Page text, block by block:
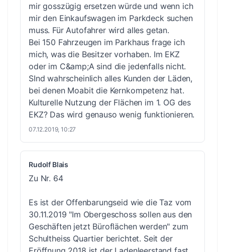
mir gosszügig ersetzen würde und wenn ich
mir den Einkaufswagen im Parkdeck suchen
muss. Für Autofahrer wird alles getan.
Bei 150 Fahrzeugen im Parkhaus frage ich
mich, was die Besitzer vorhaben. Im EKZ
oder im C&amp;A sind die jedenfalls nicht.
SInd wahrscheinlich alles Kunden der Läden,
bei denen Moabit die Kernkompetenz hat.
Kulturelle Nutzung der Flächen im 1. OG des
EKZ? Das wird genauso wenig funktionieren.
07.12.2019, 10:27
Rudolf Blais
Zu Nr. 64
Es ist der Offenbarungseid wie die Taz vom
30.11.2019 "Im Obergeschoss sollen aus den
Geschäften jetzt Büroflächen werden" zum
Schultheiss Quartier berichtet. Seit der